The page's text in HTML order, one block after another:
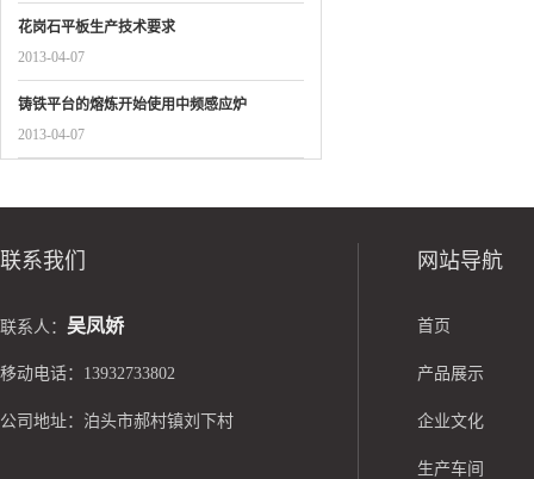
花岗石平板生产技术要求
2013-04-07
铸铁平台的熔炼开始使用中频感应炉
2013-04-07
联系我们
联系人： 吴凤娇
移动电话：13932733802
公司地址：泊头市郝村镇刘下村
网站导航
首页
产品展示
企业文化
生产车间